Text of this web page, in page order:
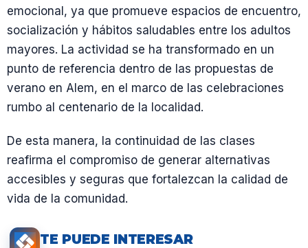
emocional, ya que promueve espacios de encuentro,
socialización y hábitos saludables entre los adultos
mayores. La actividad se ha transformado en un
punto de referencia dentro de las propuestas de
verano en Alem, en el marco de las celebraciones
rumbo al centenario de la localidad.
De esta manera, la continuidad de las clases
reafirma el compromiso de generar alternativas
accesibles y seguras que fortalezcan la calidad de
vida de la comunidad.
TE PUEDE INTERESAR